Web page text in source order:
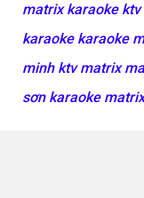
matrix karaoke
karaoke karaoke
minh ktv matrix
sơn karaoke